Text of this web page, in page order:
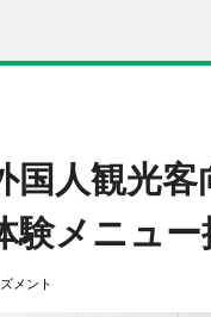
国人観光
験メニュー
メント